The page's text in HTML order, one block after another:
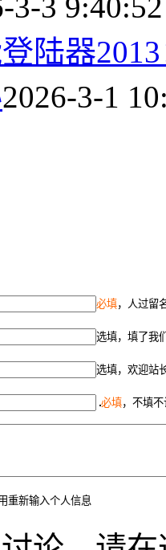
陆器
2026-3-1
必填，人过留
选填，填了我
选填，欢迎站
必填，不填
重新输入个人信息